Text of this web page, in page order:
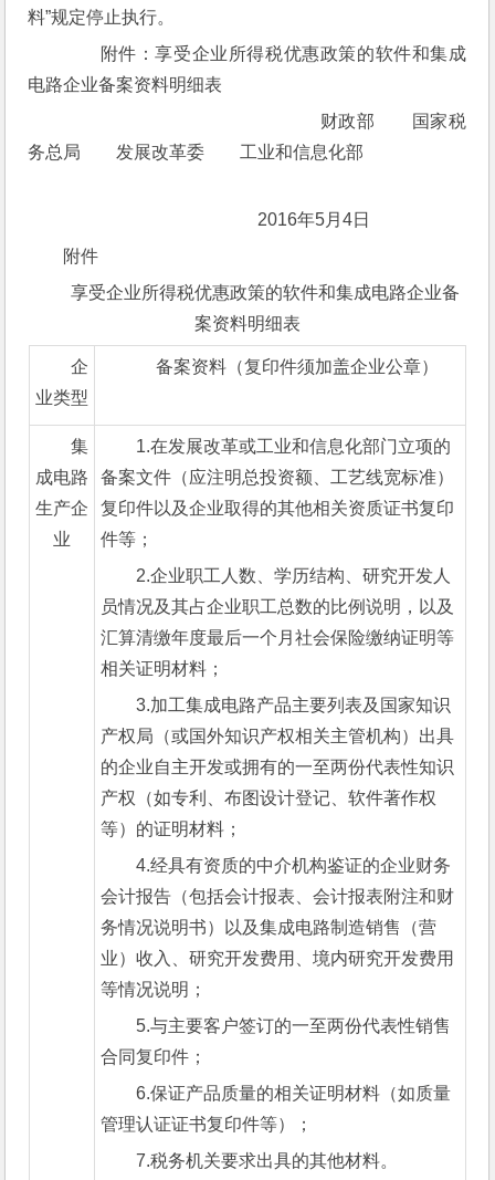
料”规定停止执行。
附件：享受企业所得税优惠政策的软件和集成
电路企业备案资料明细表
财政部　　国家税
务总局　　发展改革委　　工业和信息化部
2016年5月4日
附件
享受企业所得税优惠政策的软件和集成电路企业备
案资料明细表
企
业类型
备案资料（复印件须加盖企业公章）
集
成电路
生产企
业
1.在发展改革或工业和信息化部门立项的
备案文件（应注明总投资额、工艺线宽标准）
复印件以及企业取得的其他相关资质证书复印
件等；
2.企业职工人数、学历结构、研究开发人
员情况及其占企业职工总数的比例说明，以及
汇算清缴年度最后一个月社会保险缴纳证明等
相关证明材料；
3.加工集成电路产品主要列表及国家知识
产权局（或国外知识产权相关主管机构）出具
的企业自主开发或拥有的一至两份代表性知识
产权（如专利、布图设计登记、软件著作权
等）的证明材料；
4.经具有资质的中介机构鉴证的企业财务
会计报告（包括会计报表、会计报表附注和财
务情况说明书）以及集成电路制造销售（营
业）收入、研究开发费用、境内研究开发费用
等情况说明；
5.与主要客户签订的一至两份代表性销售
合同复印件；
6.保证产品质量的相关证明材料（如质量
管理认证证书复印件等）；
7.税务机关要求出具的其他材料。